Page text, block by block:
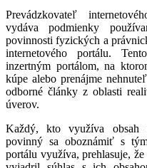
Prevádzkovateľ
vydáva podmienky
povinnosti fyzických a
internetového portálu.
inzertným portálom, na
kúpe alebo prenájme
odborné články z oblasti
úverov.
Každý, kto využíva obsah
povinný sa oboznámiť s
portálu využíva, prehlasuje,